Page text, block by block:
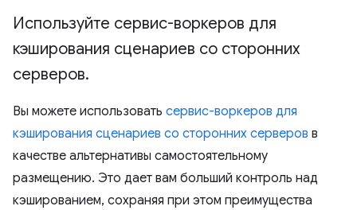
Используйте сервис-воркеров для
кэширования сценариев со сторонних
серверов.
Вы можете использовать сервис-воркеров для
кэширования сценариев со сторонних серверов в
качестве альтернативы самостоятельному
размещению. Это дает вам больший контроль над
кэшированием, сохраняя при этом преимущества